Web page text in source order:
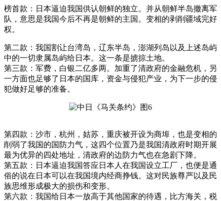
榜首款：日本逼迫我国供认朝鲜的独立。并从朝鲜半岛撤离军
队，意思是我国今后不再是朝鲜的主国。变相的剥削疆域完好
权。
第二款：我国割让台湾岛，辽东半岛，澎湖列岛以及上述岛屿
中的一切隶属岛屿给日本。这一条是掳掠土地。
第三款：军费，白银二亿多两。加重了清政府的金融危机，另
一方面也足够了日本的国库，资金与侵犯产业，为下一步的侵
犯做好足够的准备。
第四款：沙市，杭州，姑苏，重庆被开设为商埠，也是变相的
削弱了我国的国防力气，这四个位置乃是我国清政府时期开展
最为优异的四处地址，清政府的边防力气也在急剧下降。
第五款：日本逼迫我国答应日本人在我国设立工厂，也便是通
俗的说在日本可以在我国境内经商挣钱。这对民族尊严以及民
族思维形成极大的损伤和变形。
第六款：我国给日本一放高于其他国家的待遇，比方海关，税